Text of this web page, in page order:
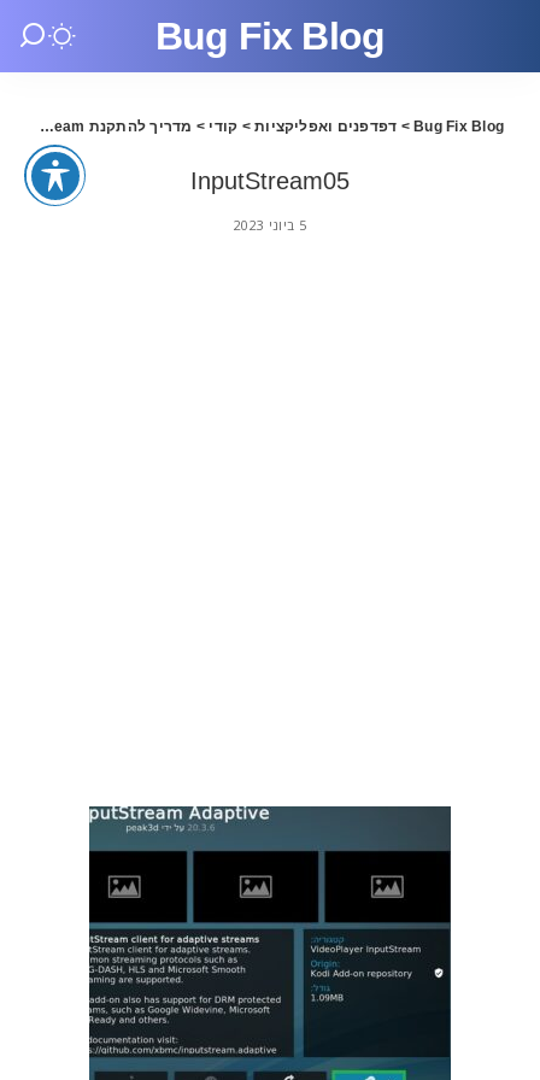
Bug Fix Blog
Bug Fix Blog
> דפדפנים ואפליקציות> קודי > מדריך להתקנת InputStream בקודי 20.1
InputStream05
5 ביוני 2023